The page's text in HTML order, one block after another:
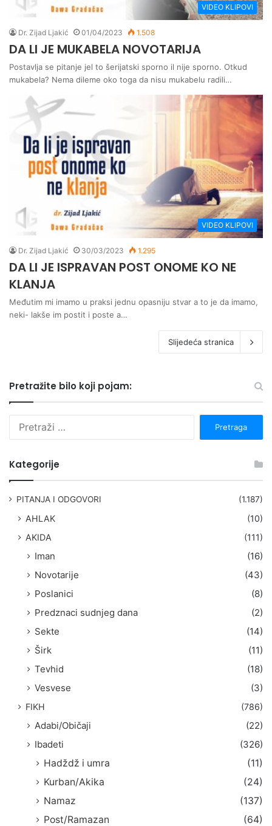
VIDEO KLIPOVI
Dr. Zijad Ljakić 01/04/2023 1.508
DA LI JE MUKABELA NOVOTARIJA
Postavlja se pitanje jel to šerijatski sporno il nije sporno. Otkud
mukabela? Nema dileme oko toga da nisu mukabelu radili…
VIDEO KLIPOVI
Dr. Zijad Ljakić 30/03/2023 1.295
DA LI JE ISPRAVAN POST ONOME KO NE
KLANJA
Međutim mi imamo u praksi jednu opasniju stvar a to je da imamo,
neki- lakše im postit i poste a…
Slijedeća stranica
Pretražite bilo koji pojam:
Kategorije
PITANJA I ODGOVORI (1.187)
AHLAK
(10)
AKIDA
(111)
Iman
(16)
Novotarije
(43)
Poslanici
(8)
Predznaci sudnjeg dana
(2)
Sekte
(14)
Širk
(11)
Tevhid
(18)
Vesvese
(3)
FIKH (786)
Adabi/Običaji
(22)
Ibadeti
(326)
Hadždž i umra
(11)
Kurban/Akika
(24)
Namaz
(137)
Post/Ramazan
(64)